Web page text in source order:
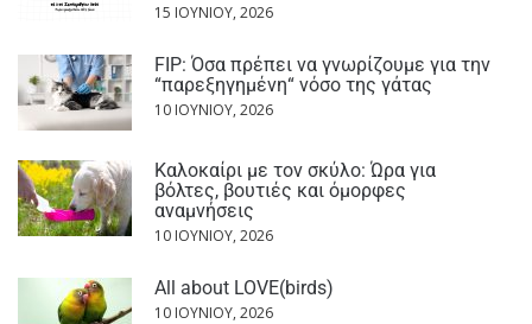
15 ΙΟΥΝΊΟΥ, 2026
FIP: Όσα πρέπει να γνωρίζουμε για την
“παρεξηγημένη“ νόσο της γάτας
10 ΙΟΥΝΊΟΥ, 2026
Καλοκαίρι με τον σκύλο: Ώρα για
βόλτες, βουτιές και όμορφες
αναμνήσεις
10 ΙΟΥΝΊΟΥ, 2026
All about LOVE(birds)
10 ΙΟΥΝΊΟΥ, 2026